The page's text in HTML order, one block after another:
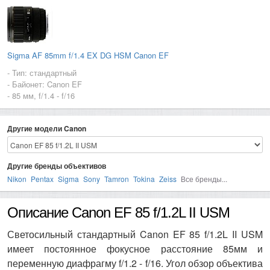
Sigma AF 85mm f/1.4 EX DG HSM Canon EF
- Тип: стандартный
- Байонет: Canon EF
- 85 мм, f/1.4 - f/16
Другие модели Canon
Другие бренды объективов
Nikon Pentax Sigma Sony Tamron Tokina Zeiss Все бренды...
Описание Canon EF 85 f/1.2L II USM
Светосильный стандартный Canon EF 85 f/1.2L II USM
имеет постоянное фокусное расстояние 85мм и
переменную диафрагму f/1.2 - f/16. Угол обзор объектива